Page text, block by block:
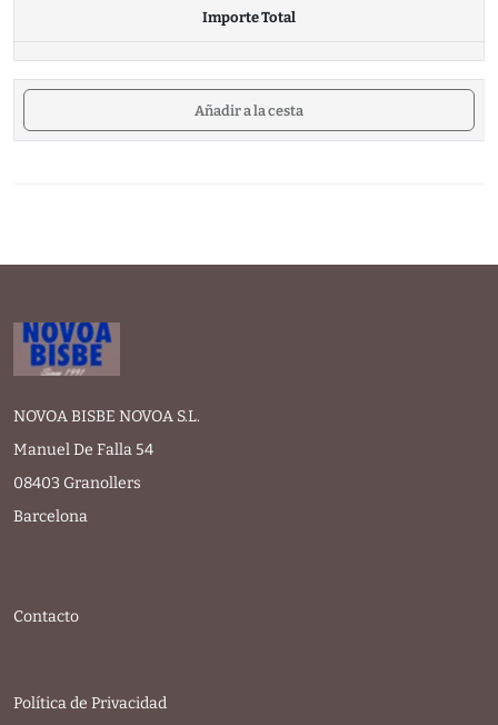
Importe Total
Añadir a la cesta
NOVOA BISBE NOVOA S.L.
Manuel De Falla 54
08403 Granollers
Barcelona
Contacto
Política de Privacidad